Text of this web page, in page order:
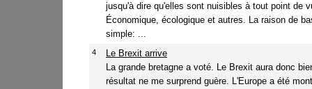
jusqu'à dire qu'elles sont nuisibles à tout point de
Économique, écologique et autres. La raison de
simple: ...
4
Le Brexit arrive
La grande bretagne a voté. Le Brexit aura donc
résultat ne me surprend guère. L'Europe a été